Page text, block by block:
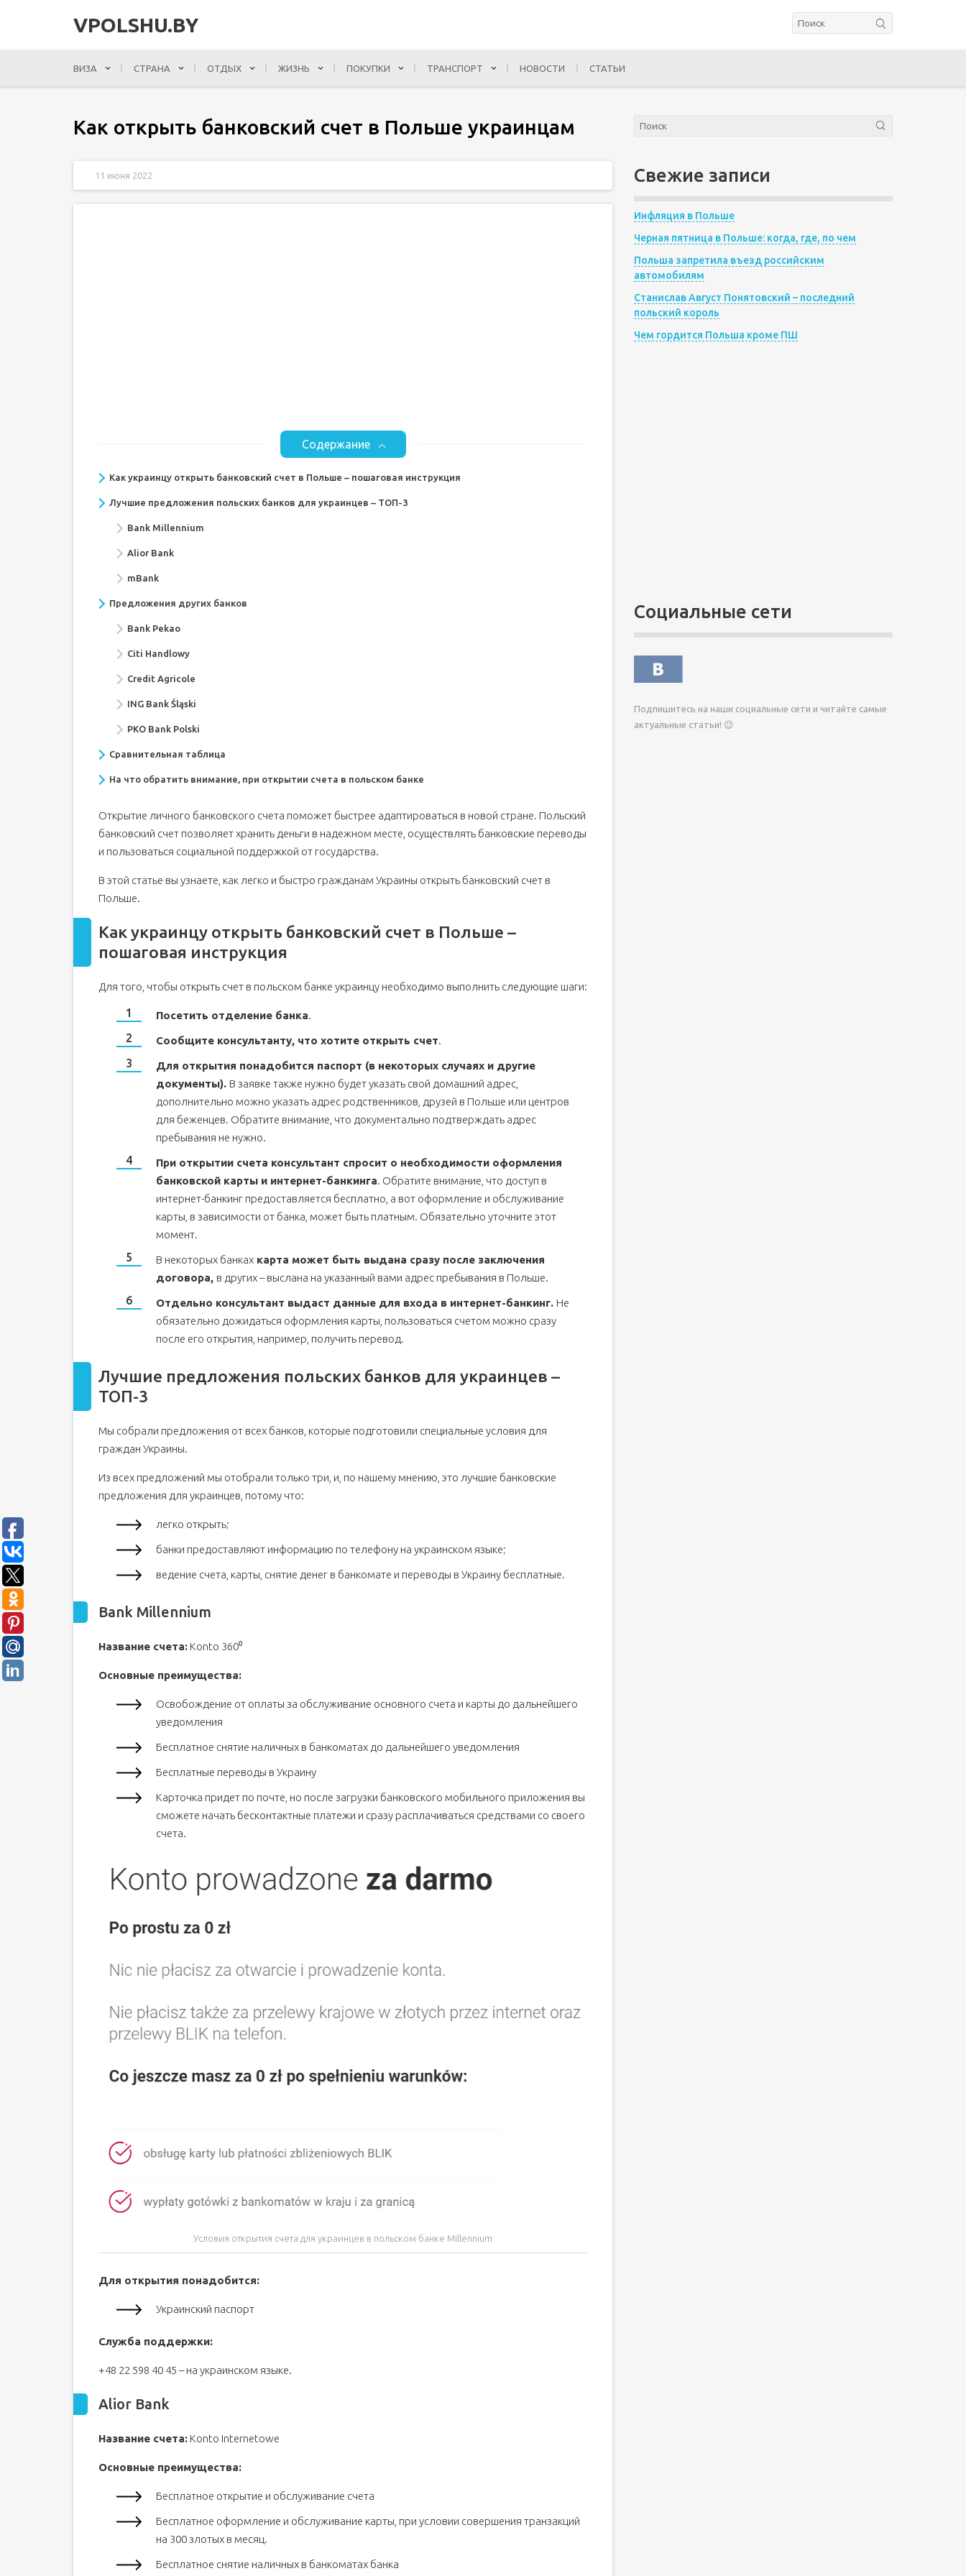
VPOLSHU.BY
ВИЗА СТРАНА ОТДЫХ ЖИЗНЬ ПОКУПКИ ТРАНСПОРТ НОВОСТИ СТАТЬИ
Как открыть банковский счет в Польше украинцам
11 июня 2022
Содержание
Как украинцу открыть банковский счет в Польше – пошаговая инструкция
Лучшие предложения польских банков для украинцев – ТОП-3
Bank Millennium
Alior Bank
mBank
Предложения других банков
Bank Pekao
Citi Handlowy
Credit Agricole
ING Bank Śląski
PKO Bank Polski
Сравнительная таблица
На что обратить внимание, при открытии счета в польском банке
Открытие личного банковского счета поможет быстрее адаптироваться в новой стране. Польский
банковский счет позволяет хранить деньги в надежном месте, осуществлять банковские переводы
и пользоваться социальной поддержкой от государства.
В этой статье вы узнаете, как легко и быстро гражданам Украины открыть банковский счет в
Польше.
Как украинцу открыть банковский счет в Польше –
пошаговая инструкция
Для того, чтобы открыть счет в польском банке украинцу необходимо выполнить следующие шаги:
Посетить отделение банка.
Сообщите консультанту, что хотите открыть счет.
Для открытия понадобится паспорт (в некоторых случаях и другие
документы). В заявке также нужно будет указать свой домашний адрес,
дополнительно можно указать адрес родственников, друзей в Польше или центров
для беженцев. Обратите внимание, что документально подтверждать адрес
пребывания не нужно.
При открытии счета консультант спросит о необходимости оформления
банковской карты и интернет-банкинга. Обратите внимание, что доступ в
интернет-банкинг предоставляется бесплатно, а вот оформление и обслуживание
карты, в зависимости от банка, может быть платным. Обязательно уточните этот
момент.
В некоторых банках карта может быть выдана сразу после заключения
договора, в других – выслана на указанный вами адрес пребывания в Польше.
Отдельно консультант выдаст данные для входа в интернет-банкинг. Не
обязательно дожидаться оформления карты, пользоваться счетом можно сразу
после его открытия, например, получить перевод.
Лучшие предложения польских банков для украинцев –
ТОП-3
Мы собрали предложения от всех банков, которые подготовили специальные условия для
граждан Украины.
Из всех предложений мы отобрали только три, и, по нашему мнению, это лучшие банковские
предложения для украинцев, потому что:
легко открыть;
банки предоставляют информацию по телефону на украинском языке;
ведение счета, карты, снятие денег в банкомате и переводы в Украину бесплатные.
Bank Millennium
Название счета: Konto 360⁰
Основные преимущества:
Освобождение от оплаты за обслуживание основного счета и карты до дальнейшего
уведомления
Бесплатное снятие наличных в банкоматах до дальнейшего уведомления
Бесплатные переводы в Украину
Карточка придет по почте, но после загрузки банковского мобильного приложения вы
сможете начать бесконтактные платежи и сразу расплачиваться средствами со своего
счета.
Условия открытия счета для украинцев в польском банке Millennium
Для открытия понадобится:
Украинский паспорт
Служба поддержки:
+48 22 598 40 45 – на украинском языке.
Alior Bank
Название счета: Konto Internetowe
Основные преимущества:
Бесплатное открытие и обслуживание счета
Бесплатное оформление и обслуживание карты, при условии совершения транзакций
на 300 злотых в месяц.
Бесплатное снятие наличных в банкоматах банка
Свежие записи
Инфляция в Польше
Черная пятница в Польше: когда, где, по чем
Польша запретила въезд российским
автомобилям
Станислав Август Понятовский – последний
польский король
Чем гордится Польша кроме ПШ
Социальные сети
Подпишитесь на наши социальные сети и читайте самые
актуальные статьи! 😉